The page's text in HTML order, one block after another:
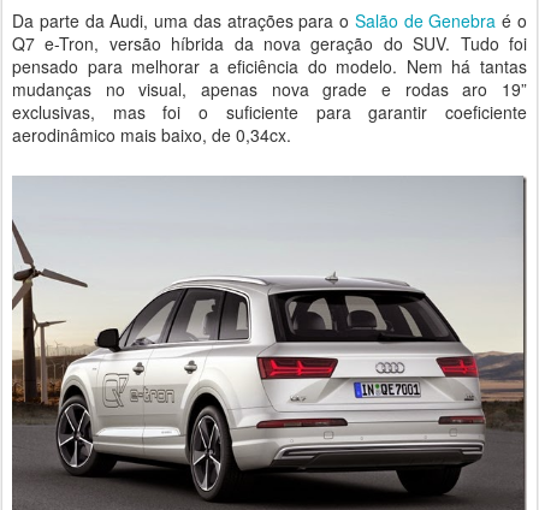
Da parte da Audi, uma das atrações para o Salão de Genebra é o
Q7 e-Tron, versão híbrida da nova geração do SUV. Tudo foi
pensado para melhorar a eficiência do modelo. Nem há tantas
mudanças no visual, apenas nova grade e rodas aro 19”
exclusivas, mas foi o suficiente para garantir coeficiente
aerodinâmico mais baixo, de 0,34cx.